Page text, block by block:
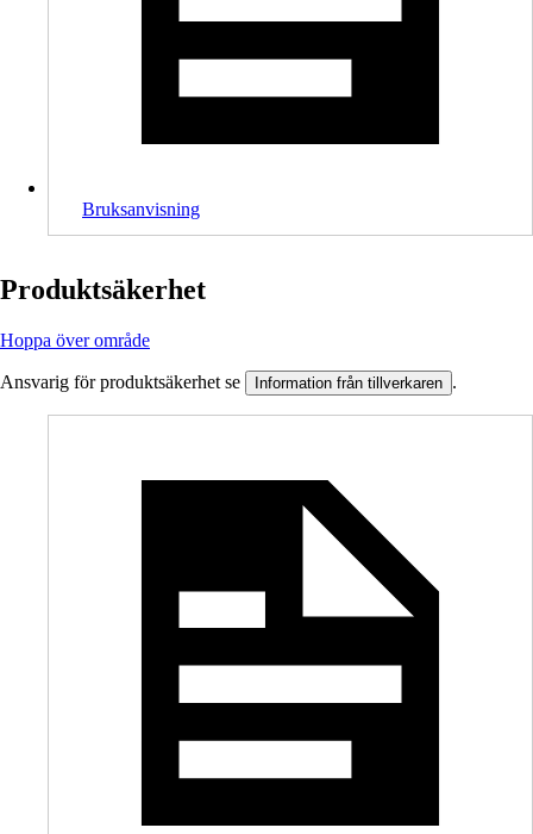
Bruksanvisning
Produktsäkerhet
Hoppa över område
Ansvarig för produktsäkerhet se Information från tillverkaren .